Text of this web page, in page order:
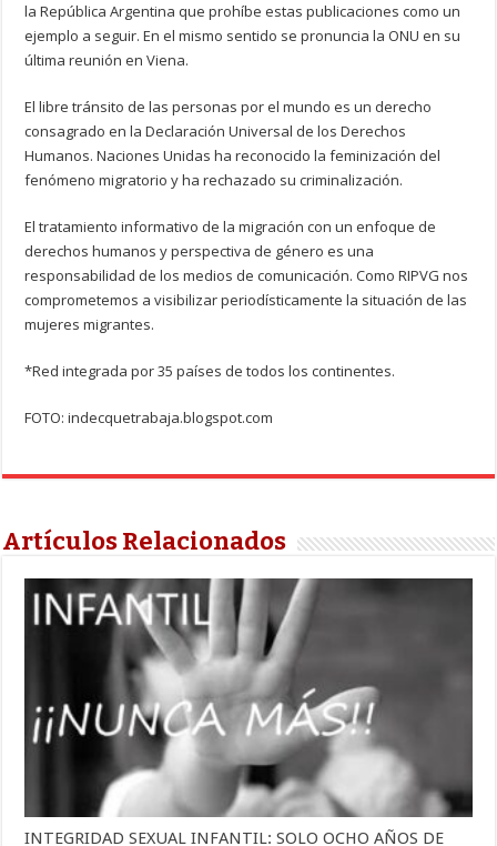
la República Argentina que prohíbe estas publicaciones como un
ejemplo a seguir. En el mismo sentido se pronuncia la ONU en su
última reunión en Viena.
El libre tránsito de las personas por el mundo es un derecho
consagrado en la Declaración Universal de los Derechos
Humanos. Naciones Unidas ha reconocido la feminización del
fenómeno migratorio y ha rechazado su criminalización.
El tratamiento informativo de la migración con un enfoque de
derechos humanos y perspectiva de género es una
responsabilidad de los medios de comunicación. Como RIPVG nos
comprometemos a visibilizar periodísticamente la situación de las
mujeres migrantes.
*Red integrada por 35 países de todos los continentes.
FOTO: indecquetrabaja.blogspot.com
Artículos Relacionados
INTEGRIDAD SEXUAL INFANTIL: SOLO OCHO AÑOS DE